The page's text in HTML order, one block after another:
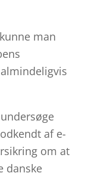
man
af e-
om at
danske